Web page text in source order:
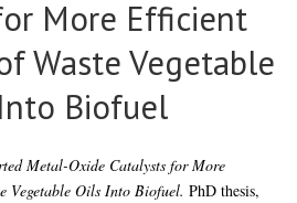
More Efficient
Waste Vegetable
Biofuel
Metal-Oxide Catalysts for More
Vegetable Oils Into Biofuel. PhD thesis,